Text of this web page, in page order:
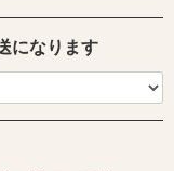
になります